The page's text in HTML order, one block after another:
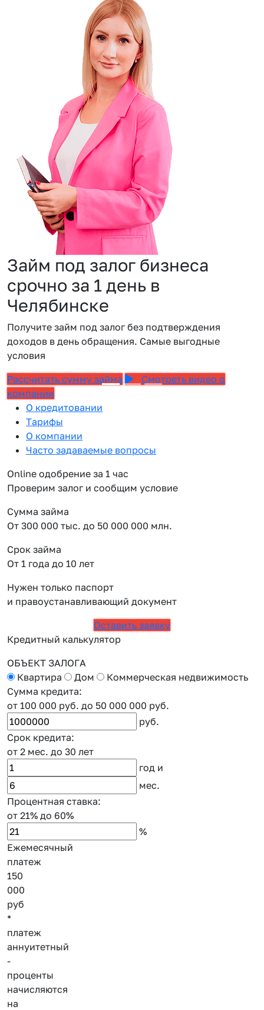
Займ под залог бизнеса
срочно за 1 день в
Челябинске
Получите займ под залог без подтверждения
доходов в день обращения. Самые выгодные
условия
Рассчитать сумму займа
Смотреть видео о
компании
О кредитовании
Тарифы
О компании
Часто задаваемые вопросы
Online одобрение за 1 час
Проверим залог и сообщим условие
Сумма займа
От 300 000 тыс. до 50 000 000 млн.
Срок займа
От 1 года до 10 лет
Нужен только паспорт
и правоустанавливающий документ
Оставить заявку
Кредитный калькулятор
ОБЪЕКТ ЗАЛОГА
Квартира
Дом
Коммерческая недвижимость
Сумма кредита:
от 100 000 руб. до 50 000 000 руб.
руб.
Срок кредита:
от 2 мес. до 30 лет
год и
мес.
Процентная ставка:
от 21% до 60%
%
Ежемесячный
платеж
150
000
руб
*
платеж
аннуитетный
-
проценты
начисляются
на